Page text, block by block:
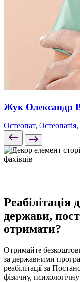
Жук Олександр
Остеопат, Остеопатія,
Реабілітація
держави,
отримати?
Отримайте
за державними
реабілітації за
фізичну,